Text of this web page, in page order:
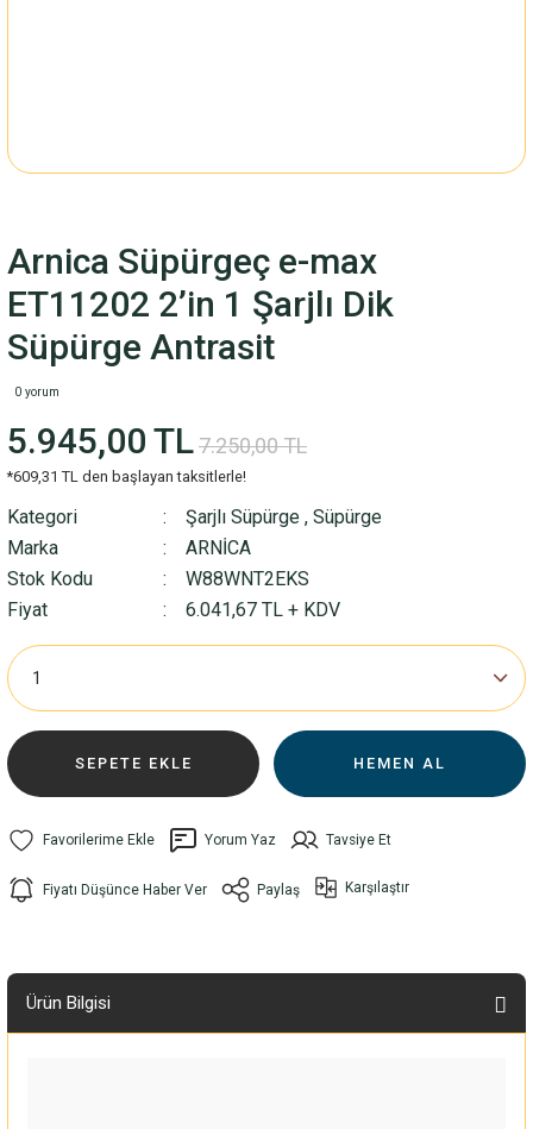
Arnica Süpürgeç e-max
ET11202 2’in 1 Şarjlı Dik
Süpürge Antrasit
0 yorum
5.945,00 TL7.250,00 TL
*609,31 TL den başlayan taksitlerle!
Kategori Şarjlı Süpürge , Süpürge
Marka
ARNİCA
Stok Kodu
W88WNT2EKS
Fiyat
6.041,67 TL + KDV
SEPETE EKLE HEMEN AL
Yorum Yaz Tavsiye Et
Fiyatı Düşünce Haber Ver Paylaş Karşılaştır
Ürün Bilgisi